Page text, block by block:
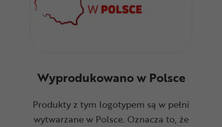
Wyprodukowano w Polsce
Produkty z tym logotypem są w pełni
wytwarzane w Polsce. Oznacza to, że